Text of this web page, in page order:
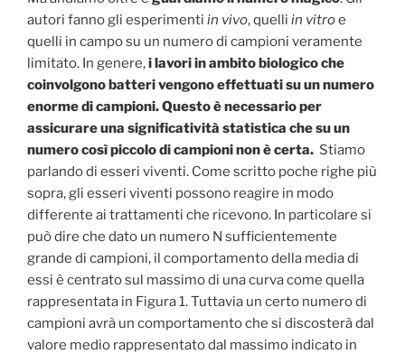
autori fanno gli esperimenti in vivo, quelli in vitroe
quelli in campo su un numero di campioni veramente
limitato. In genere,i lavori in ambito biologico che
coinvolgono batteri vengono effettuati su un numero
enorme di campioni. Questo è necessario per
assicurare una significatività statistica che su un
numero così piccolo di campioni non è certa. Stiamo
parlando di esseri viventi. Come scritto poche righe più
sopra, gli esseri viventi possono reagire in modo
differente ai trattamenti che ricevono. In particolare si
può dire che dato un numero N sufficientemente
grande di campioni, il comportamento della media di
essi è centrato sul massimo di una curva come quella
rappresentata in Figura 1. Tuttavia un certo numero di
campioni avrà un comportamento che si discosterà dal
valore medio rappresentato dal massimo indicato in